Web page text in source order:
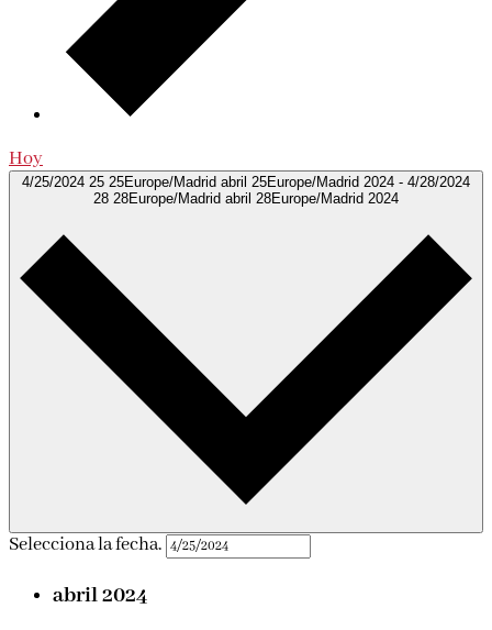
Hoy
4/25/2024 25 25Europe/Madrid abril 25Europe/Madrid 2024 - 4/28/2024
28 28Europe/Madrid abril 28Europe/Madrid 2024
Selecciona la fecha.
abril 2024